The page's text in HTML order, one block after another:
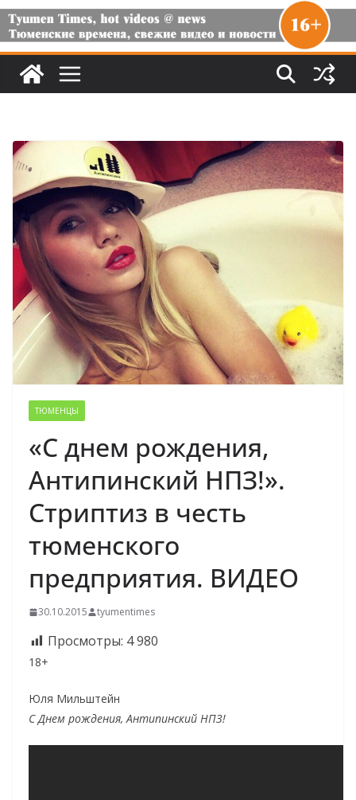
ТЮМЕНЦЫ
«С днем рождения,
Антипинский НПЗ!».
Стриптиз в честь
тюменского
предприятия. ВИДЕО
30.10.2015 tyumentimes
Просмотры: 4 980
18+
Юля Мильштейн
С Днем рождения, Антипинский НПЗ!